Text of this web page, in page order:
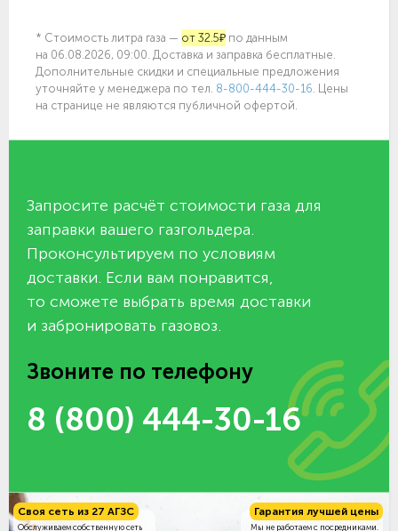
* Стоимость литра газа — от 32.5₽ по данным
на 06.08.2026, 09:00. Доставка и заправка бесплатные.
Дополнительные скидки и специальные предложения
уточняйте у менеджера по тел. 8-800-444-30-16 . Цены
на странице не являются публичной офертой.
Запросите расчёт стоимости газа для
заправки вашего газгольдера.
Проконсультируем по условиям
доставки. Если вам понравится,
то сможете выбрать время доставки
и забронировать газовоз.
Звоните по телефону
8 (800) 444-30-16
Своя сеть из 27 АГЗС
Обслуживаем собственную сеть
Гарантия лучшей цены
Мы не работаем с посредниками.